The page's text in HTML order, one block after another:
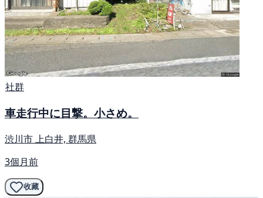
社群
車走行中に目撃。小さめ。
渋川市 上白井, 群馬県
3個月前
收藏